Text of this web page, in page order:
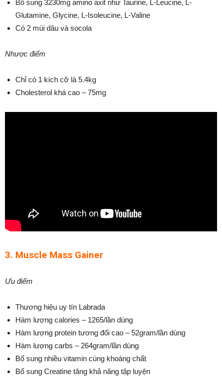
Bổ sung 3230mg amino axit như Taurine, L-Leucine, L-
Glutamine, Glycine, L-Isoleucine, L-Valine
Có 2 mùi dâu và socola
Nhược điểm
Chỉ có 1 kích cỡ là 5.4kg
Cholesterol khá cao – 75mg
3. Muscle Mass Gainer
Ưu điểm
Thương hiệu uy tín Labrada
Hàm lượng calories – 1265/lần dùng
Hàm lượng protein tương đối cao – 52gram/lần dùng
Hàm lượng carbs – 264gram/lần dùng
Bổ sung nhiều vitamin cùng khoáng chất
Bổ sung Creatine tăng khả năng tập luyện